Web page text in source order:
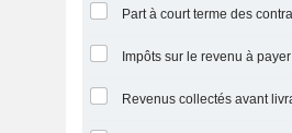
Impôts sur le revenu à payer